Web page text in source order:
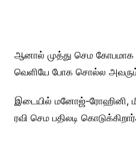
ஆனால் முத்து செம
வெளியே போக சொல்ல அவரும்
இடையில் மனோஜ்-ரோஹினி,
ரவி செம பதிலடி